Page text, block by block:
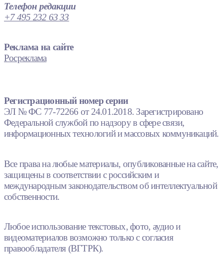
Телефон редакции
+7 495 232 63 33
Реклама на сайте
Росреклама
Регистрационный номер серии
ЭЛ № ФС 77-72266 от 24.01.2018. Зарегистрировано
Федеральной службой по надзору в сфере связи,
информационных технологий и массовых коммуникаций.
Все права на любые материалы, опубликованные на сайте,
защищены в соответствии с российским и
международным законодательством об интеллектуальной
собственности.
Любое использование текстовых, фото, аудио и
видеоматериалов возможно только с согласия
правообладателя (ВГТРК).